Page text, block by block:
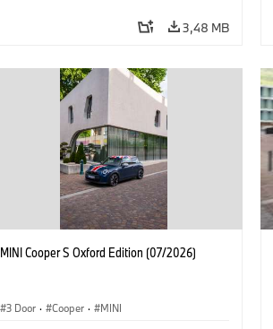
3,48 MB
MINI Cooper S Oxford Edition (07/2026)
3 Door · Cooper · MINI